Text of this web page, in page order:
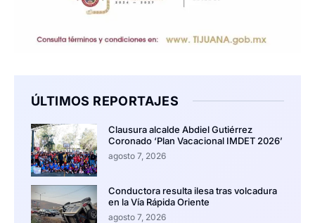
ÚLTIMOS REPORTAJES
Clausura alcalde Abdiel Gutiérrez
Coronado ‘Plan Vacacional IMDET 2026’
agosto 7, 2026
Conductora resulta ilesa tras volcadura
en la Vía Rápida Oriente
agosto 7, 2026